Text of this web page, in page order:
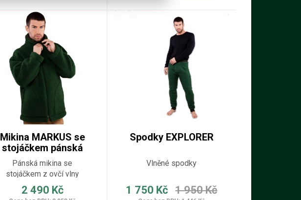
Mikina MARKUS se
stojáčkem pánská
Hunter
Pánská mikina se
stojáčkem z ovčí vlny
Merino
2 490 Kč
Spodky EXPLORER
Vlněné spodky
1 750 Kč 1 950 Kč